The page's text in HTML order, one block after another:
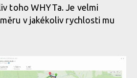
toho WHYTa. Je velmi
v jakékoliv rychlosti mu